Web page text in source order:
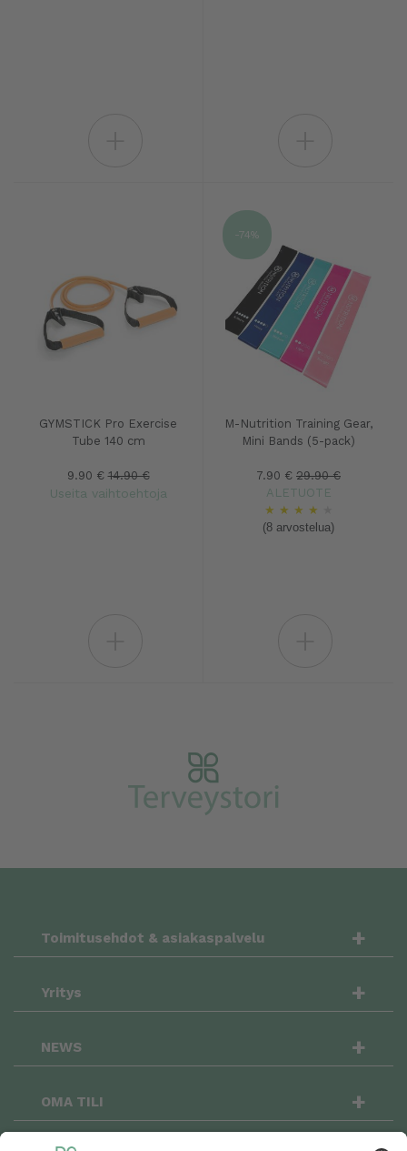
GYMSTICK Pro Exercise
Tube 140 cm
9.90 € 14.90 €
Useita vaihtoehtoja
M-Nutrition Training Gear,
Mini Bands (5-pack)
7.90 € 29.90 €
ALETUOTE
★ ★ ★ ★
(8 arvostelua)
-74%
Toimitusehdot & asiakaspalvelu +
Yritys +
NEWS +
OMA TILI +
OSTOSKORI